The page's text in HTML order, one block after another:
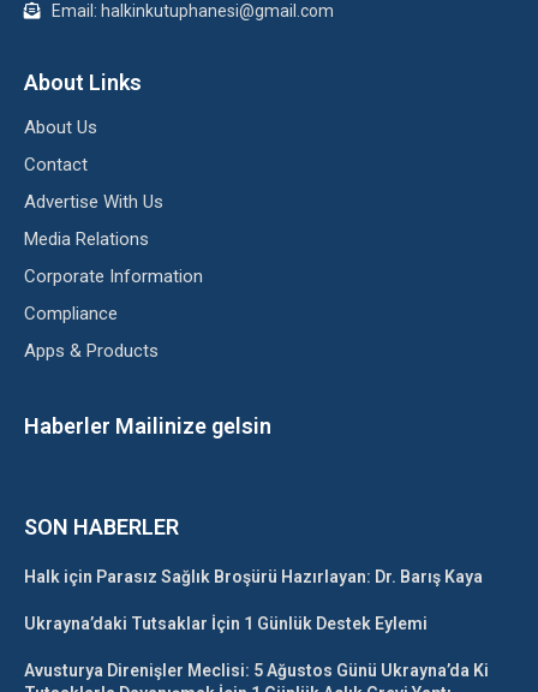
Email: halkinkutuphanesi@gmail.com
About Links
About Us
Contact
Advertise With Us
Media Relations
Corporate Information
Compliance
Apps & Products
Haberler Mailinize gelsin
SON HABERLER
Halk için Parasız Sağlık Broşürü Hazırlayan: Dr. Barış Kaya
Ukrayna’daki Tutsaklar İçin 1 Günlük Destek Eylemi
Avusturya Direnişler Meclisi: 5 Ağustos Günü Ukrayna’da Ki